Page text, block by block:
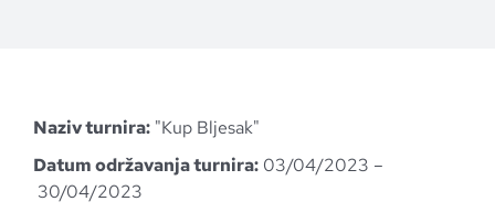
Naziv turnira:"Kup Bljesak"
Datum održavanja turnira:03/04/2023 –
30/04/2023